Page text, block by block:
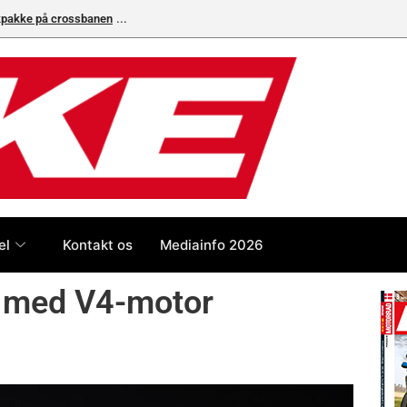
på crossbanen
Kontakt os Mediainfo 2026
V4-motor